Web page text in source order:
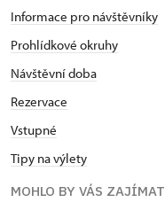
Informace pro návštěvníky
Prohlídkové okruhy
Návštěvní doba
Rezervace
Vstupné
Tipy na výlety
MOHLO BY VÁS ZAJÍMAT